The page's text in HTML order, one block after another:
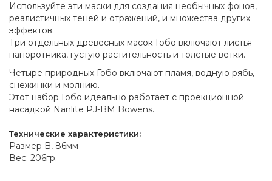
Используйте эти маски для создания необычных фонов,
реалистичных теней и отражений, и множества других
эффектов.
Три отдельных древесных масок Гобо включают листья
папоротника, густую растительность и толстые ветки.
Четыре природных Гобо включают пламя, водную рябь,
снежинки и молнию.
Этот набор Гобо идеально работает с проекционной
насадкой Nanlite PJ-BM Bowens.
Технические характеристики:
Размер B, 86мм
Вес: 206гр.